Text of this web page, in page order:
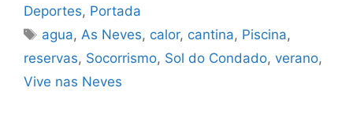
Deportes, Portada
agua, As Neves, calor, cantina, Piscina,
reservas, Socorrismo, Sol do Condado, verano,
Vive nas Neves